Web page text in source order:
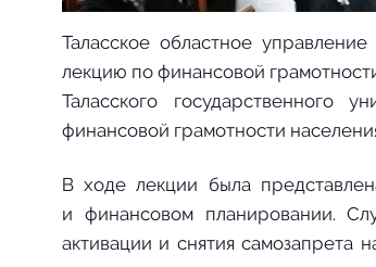
Таласское областное
лекцию по финансовой
Таласского государственного
финансовой грамотности
В ходе лекции была
и финансовом планировании.
активации и снятия самозапрета